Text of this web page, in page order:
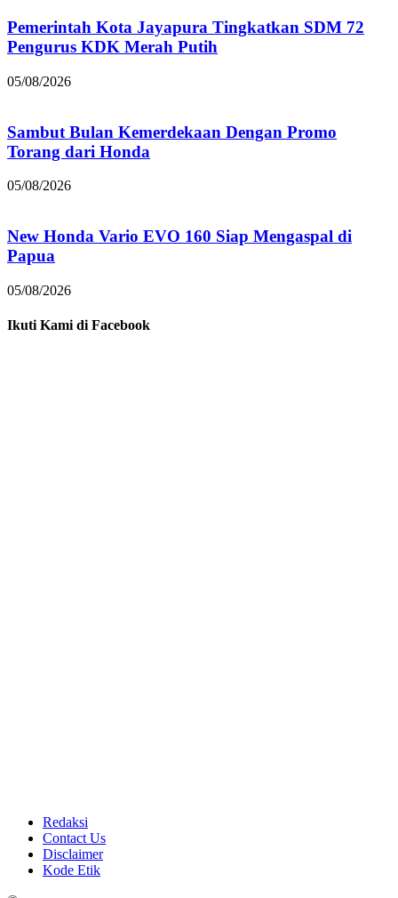
Pemerintah Kota Jayapura Tingkatkan SDM 72
Pengurus KDK Merah Putih
05/08/2026
Sambut Bulan Kemerdekaan Dengan Promo
Torang dari Honda
05/08/2026
New Honda Vario EVO 160 Siap Mengaspal di
Papua
05/08/2026
Ikuti Kami di Facebook
Redaksi
Contact Us
Disclaimer
Kode Etik